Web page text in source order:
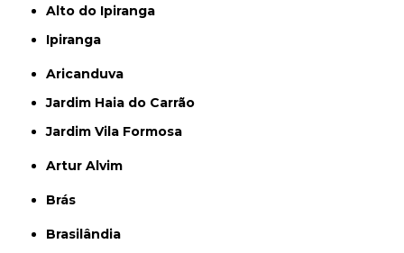
Alto do Ipiranga
Ipiranga
Aricanduva
Jardim Haia do Carrão
Jardim Vila Formosa
Artur Alvim
Brás
Brasilândia